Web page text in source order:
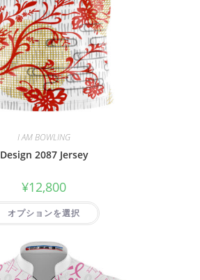
I AM BOWLING
Design 2087 Jersey
¥12,800
オプションを選択